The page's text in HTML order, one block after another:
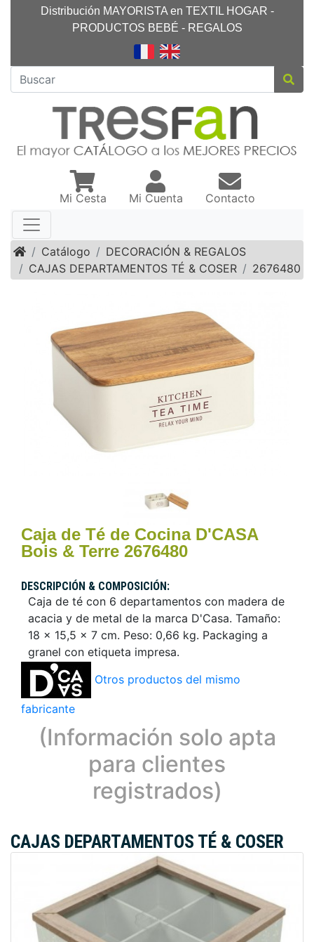
Distribución MAYORISTA en TEXTIL HOGAR -
PRODUCTOS BEBÉ - REGALOS
Mi Cesta Mi Cuenta Contacto
InicioCatálogo
DECORACIÓN & REGALOS
CAJAS DEPARTAMENTOS TÉ & COSER
2676480
Caja de Té de Cocina D'CASA
Bois & Terre 2676480
DESCRIPCIÓN & COMPOSICIÓN:
Caja de té con 6 departamentos con madera de
acacia y de metal de la marca D'Casa. Tamaño:
18 x 15,5 x 7 cm. Peso: 0,66 kg. Packaging a
granel con etiqueta impresa.
Otros productos del mismo
fabricante
(Información solo apta
para clientes
registrados)
CAJAS DEPARTAMENTOS TÉ & COSER